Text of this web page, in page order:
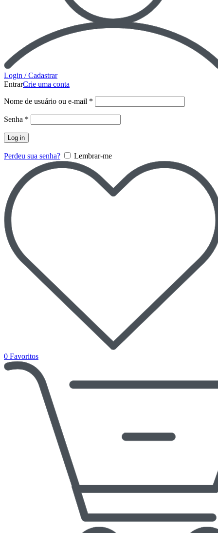
Login / Cadastrar
EntrarCrie uma conta
Nome de usuário ou e-mail *
Senha *
Log in
Perdeu sua senha? Lembrar-me
0 Favoritos